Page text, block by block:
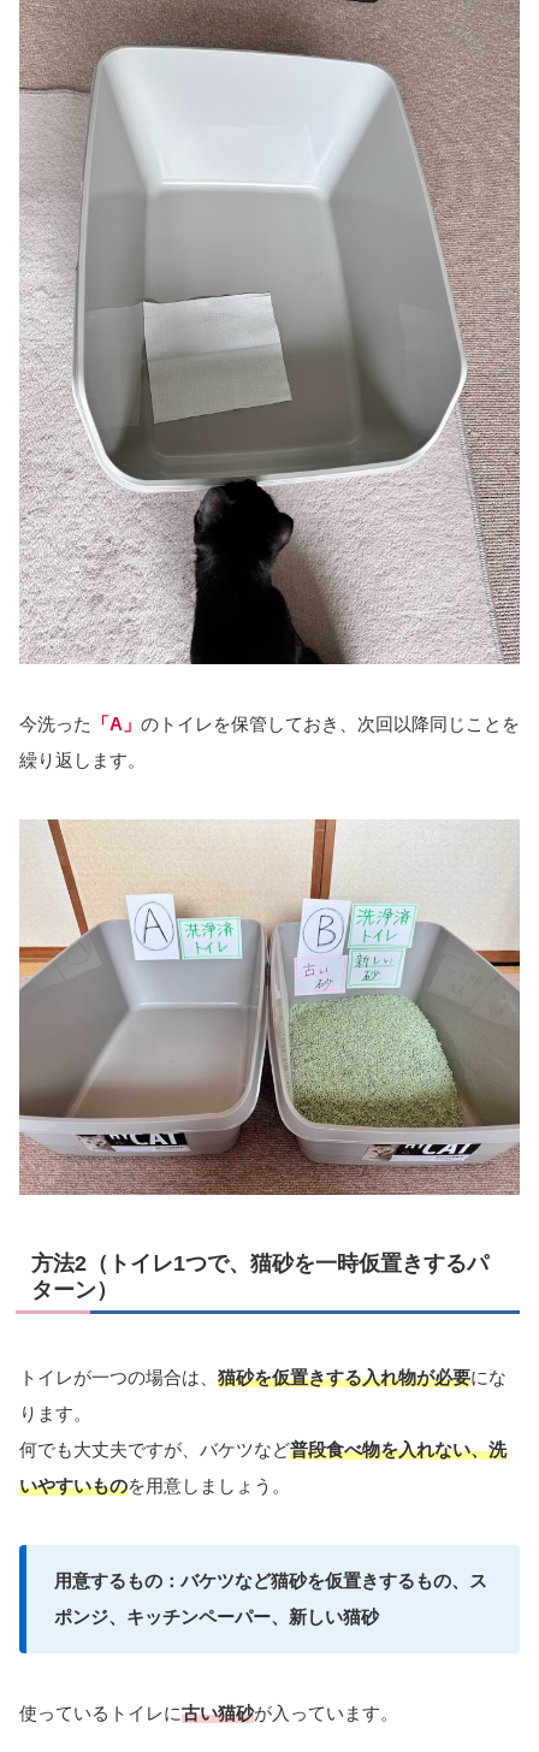
今洗った 「A」 のトイレを保管しておき、次回以降同じことを
繰り返します。
方法2（トイレ1つで、猫砂を一時仮置きするパ
ターン）
トイレが一つの場合は、 猫砂を仮置きする入れ物が必要にな
ります。
何でも大丈夫ですが、バケツなど普段食べ物を入れない、洗
いやすいものを用意しましょう。
用意するもの：バケツなど猫砂を仮置きするもの、ス
ポンジ、キッチンペーパー、新しい猫砂
使っているトイレに古い猫砂が入っています。